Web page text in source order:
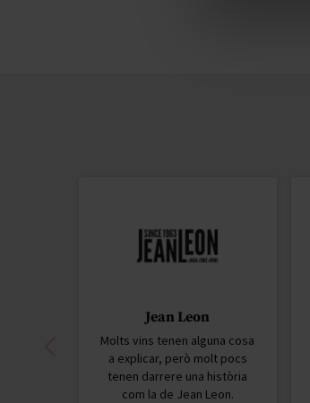
Jean Leon
Molts vins tenen alguna cosa
a explicar, però molt pocs
tenen darrere una història
com la de Jean Leon.